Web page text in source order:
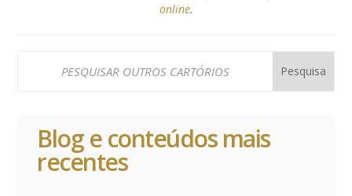
online.
Blog e conteúdos mais
recentes